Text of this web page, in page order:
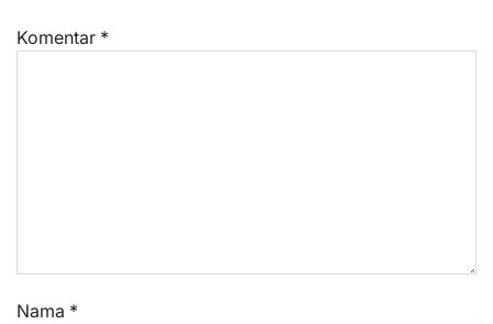
Komentar *
Nama *